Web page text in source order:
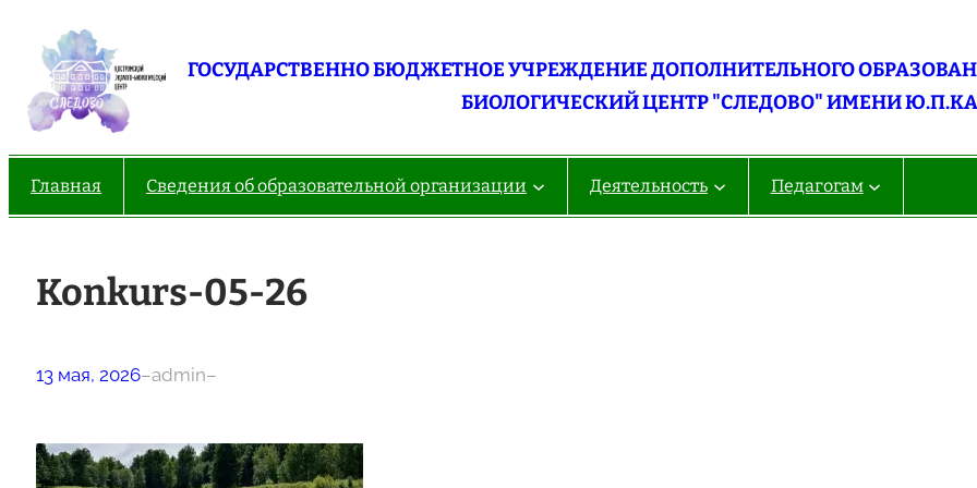
содержимому
ГОСУДАРСТВЕННО БЮДЖЕТНОЕ УЧРЕЖДЕНИЕ ДОПОЛНИТЕЛЬНОГО
БИОЛОГИЧЕСКИЙ ЦЕНТР "СЛЕДОВО" ИМЕНИ
Главная Сведения об образовательной организации Деятельность Педагогам
Konkurs-05-26
13 мая, 2026–admin–